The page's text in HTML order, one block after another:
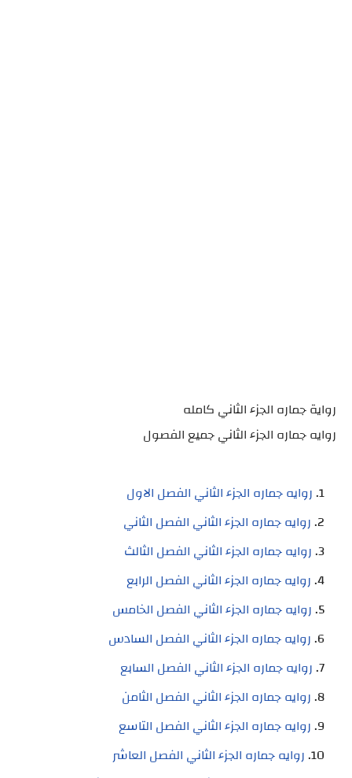
رواية جماره الجزء الثاني كامله
روايه جماره الجزء الثاني جميع الفصول
روايه جماره الجزء الثاني الفصل الاول
روايه جماره الجزء الثاني الفصل الثاني
روايه جماره الجزء الثاني الفصل الثالث
روايه جماره الجزء الثاني الفصل الرابع
روايه جماره الجزء الثاني الفصل الخامس
روايه جماره الجزء الثاني الفصل السادس
روايه جماره الجزء الثاني الفصل السابع
روايه جماره الجزء الثاني الفصل الثامن
روايه جماره الجزء الثاني الفصل التاسع
روايه جماره الجزء الثاني الفصل العاشر